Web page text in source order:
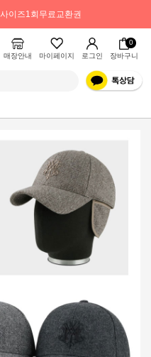
사이즈1회무료교환권
매장안내 마이페이지 로그인
0
장바구니